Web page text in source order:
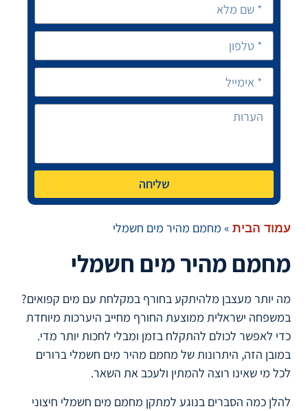
עמוד הבית » מחמם מהיר מים חשמלי
מחמם מהיר מים חשמלי
שליחה
מה יותר מעצבן מלהיתקע בחורף במקלחת עם מים קפואים?
במשפחה ישראלית ממוצעת החורף מחייב היערכות מיוחדת
כדי לאפשר לכולם להתקלח בזמן ומבלי לחכות יותר מדי.
במובן הזה, היתרונות של מחמם מהיר מים חשמלי ברורים
לכל מי שאינו רוצה להמתין ולעכב את השאר.
להלן כמה הסברים בנוגע למתקן מחמם מים חשמלי חיצוני